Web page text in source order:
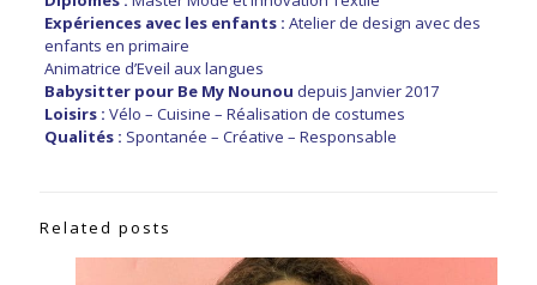
Expériences avec les enfants : Atelier de design avec des
enfants en primaire
Animatrice d’Eveil aux langues
Babysitter pour Be My Nounou depuis Janvier 2017
Loisirs : Vélo – Cuisine – Réalisation de costumes
Qualités : Spontanée – Créative – Responsable
Related posts